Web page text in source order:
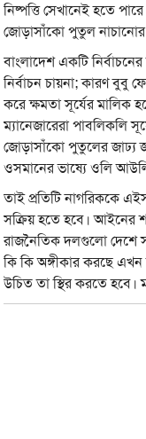
নিষ্পত্তি সেখানেই হতে
জোড়াসাঁকো পুতুল
বাংলাদেশ একটি
নির্বাচন চায়না; কারণ বুবু
করে ক্ষমতা সূর্যের মালিক
ম্যানেজারেরা পাবলিকলি
জোড়াসাঁকো পুতুলের জাঢ্য
ওসমানের ভাষ্যে ওলি
তাই প্রতিটি নাগরিককে
সক্রিয় হতে হবে। আইনের
রাজনৈতিক দলগুলো দেশে
কি কি অঙ্গীকার করছে এখন
উচিত তা স্থির করতে